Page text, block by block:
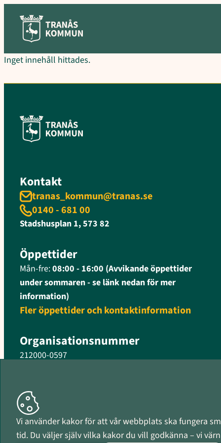
innehåll
Inget innehåll hittades.
Kontakt
tranas_kommun@tranas.se
0140 - 681 00
Stadshusplan 1, 573 82
Öppettider
Mån-fre:08:00 - 16:00 (Avvikande öppettider
under sommaren - se länk nedan för mer
information)
Fler öppettider och kontaktinformation
Organisationsnummer
212000-0597
Vi använder kakor för att vår webbplats ska fungera
tid. Du väljer själv vilka kakor du vill godkänna – vi